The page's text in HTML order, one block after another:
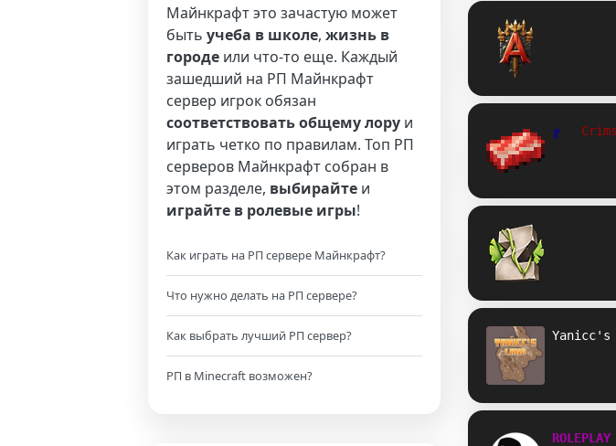
Майнкрафт это зачастую может
быть учеба в школе, жизнь в
городе или что-то еще. Каждый
зашедший на РП Майнкрафт
сервер игрок обязан
соответствовать общему лору и
играть четко по правилам. Топ РП
серверов Майнкрафт собран в
этом разделе, выбирайте и
играйте в ролевые игры!
Как играть на РП сервере Майнкрафт?
Что нужно делать на РП сервере?
Как выбрать лучший РП сервер?
РП в Minecraft возможен?
╔
Yanicc's
ROLEPLAY